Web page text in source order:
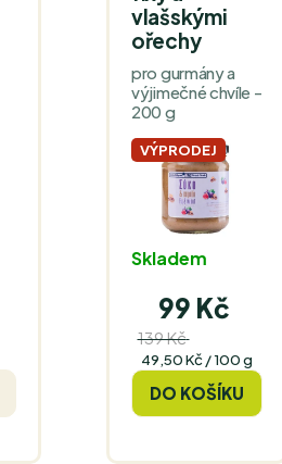
vlašskými
ořechy
pro gurmány a
výjimečné chvíle -
200 g
VÝPRODEJ
Skladem
99 Kč
139 Kč
Měrná
49,50 Kč / 100 g
DO KOŠÍKU